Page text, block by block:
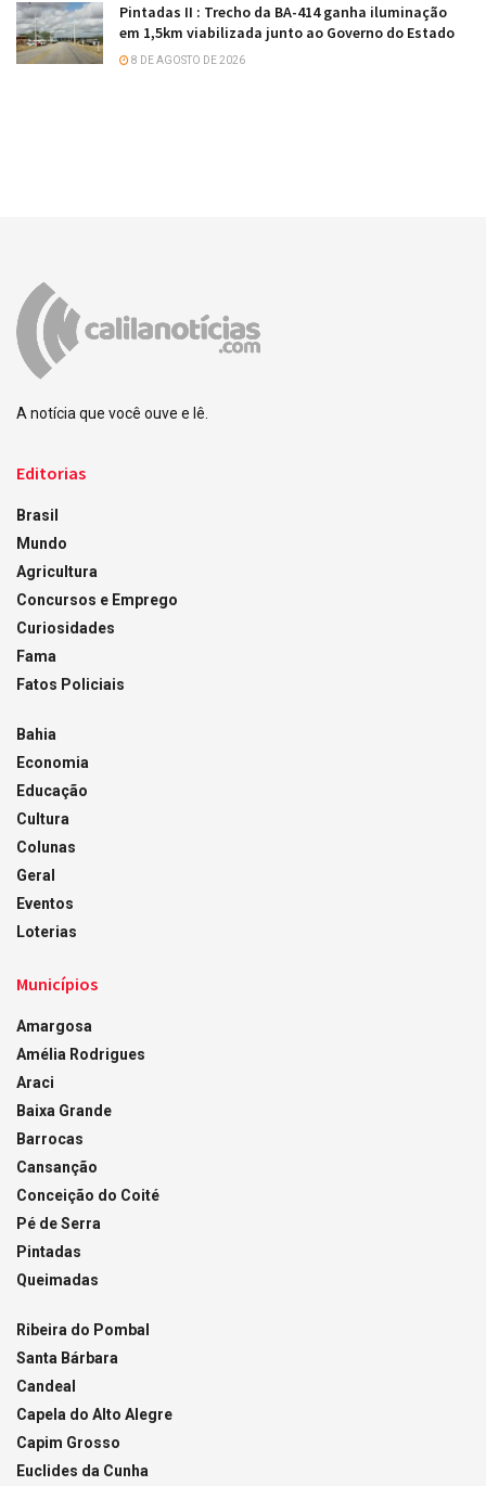
Pintadas II : Trecho da BA-414 ganha iluminação
em 1,5km viabilizada junto ao Governo do Estado
8 DE AGOSTO DE 2026
A notícia que você ouve e lê.
Editorias
Brasil
Mundo
Agricultura
Concursos e Emprego
Curiosidades
Fama
Fatos Policiais
Bahia
Economia
Educação
Cultura
Colunas
Geral
Eventos
Loterias
Municípios
Amargosa
Amélia Rodrigues
Araci
Baixa Grande
Barrocas
Cansanção
Conceição do Coité
Pé de Serra
Pintadas
Queimadas
Ribeira do Pombal
Santa Bárbara
Candeal
Capela do Alto Alegre
Capim Grosso
Euclides da Cunha